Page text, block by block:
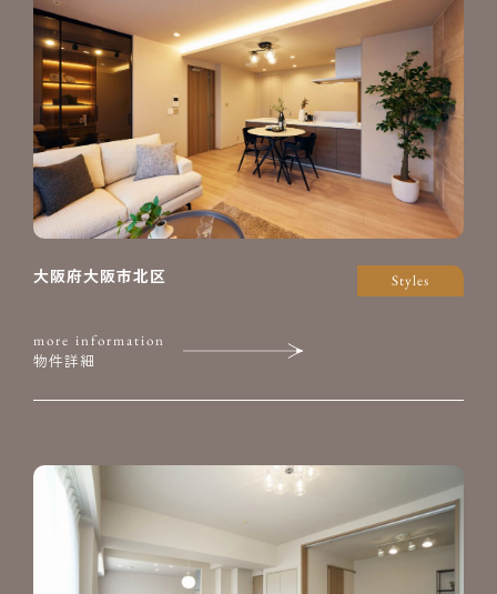
大阪府大阪市北区 Styles
more information
物件詳細